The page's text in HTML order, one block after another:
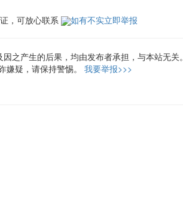
，可放心联系 如有不实立即举报
之产生的后果，均由发布者承担，与本站无关。
嫌疑，请保持警惕。 我要举报>>>